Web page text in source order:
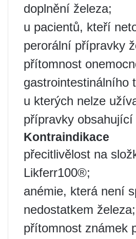
doplnění železa;
u pacientů, kteří
perorální přípravky
přítomnost
gastrointestinálního
u kterých nelze
přípravky obsahující
Kontraindikace
přecitlivělost na
Likferr100®;
anémie, která není
nedostatkem železa;
přítomnost známek